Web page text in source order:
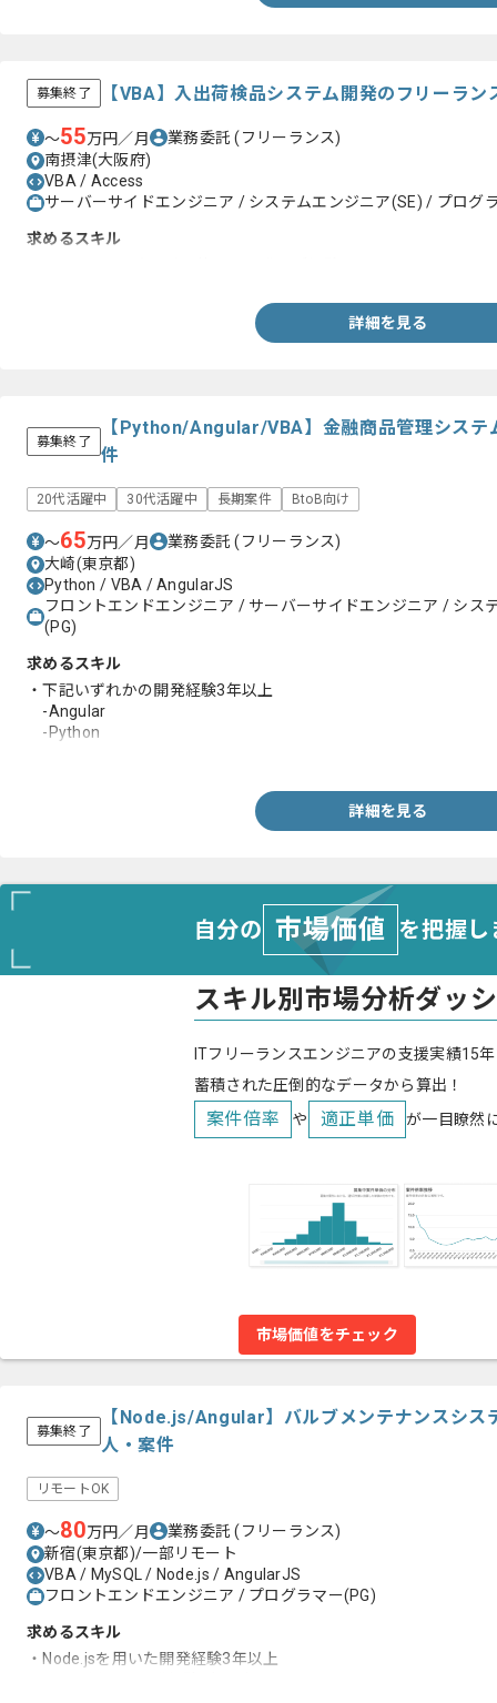
募集終了 【VBA】入出荷検品システム開発のフリーラン
〜55万円／月 業務委託(フリーランス)
南摂津(大阪府)
VBA / Access
サーバーサイドエンジニア / システムエンジニア(SE) / プログ
求めるスキル
詳細を見る
募集終了
【Python/Angular/VBA】金融商品管理システ
件
20代活躍中 30代活躍中 長期案件 BtoB向け
〜65万円／月 業務委託(フリーランス)
大崎(東京都)
Python / VBA / AngularJS
フロントエンドエンジニア / サーバーサイドエンジニア / シス
(PG)
求めるスキル
・下記いずれかの開発経験3年以上
-Angular
-Python
詳細を見る
自分の 市場価値 を把握
スキル別市場分析ダッ
ITフリーランスエンジニアの支援実績15
蓄積された圧倒的なデータから算出！
案件倍率 や 適正単価 が一目瞭然
市場価値をチェック
募集終了
【Node.js/Angular】バルブメンテナンスシス
人・案件
リモートOK
〜80万円／月 業務委託(フリーランス)
新宿(東京都)/一部リモート
VBA / MySQL / Node.js / AngularJS
フロントエンドエンジニア / プログラマー(PG)
求めるスキル
・Node.jsを用いた開発経験3年以上